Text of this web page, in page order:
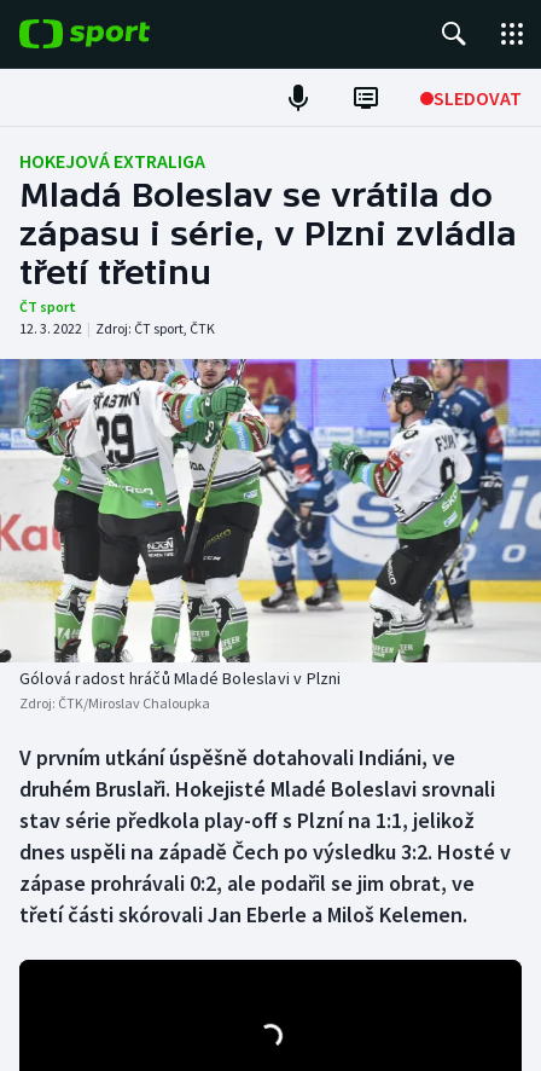
SLEDOVAT
Fotbal
Hokej
Tenis
Atletika
Cyklistika
DALŠÍ SPORTY
Americký fotbal
Baseball a softbal
Basketbal
Biatlon
Box
Curling
Dostihy
Florbal
NEPŘEHLÉDNĚTE
Soutěže
Historické návraty
Aplikace ČT sport
HOKEJOVÁ EXTRALIGA
Mladá Boleslav se vrátila do
zápasu i série, v Plzni zvládla
třetí třetinu
ČT sport
12. 3. 2022 | Zdroj: ČT sport, ČTK
Gólová radost hráčů Mladé Boleslavi v Plzni
Zdroj: ČTK/Miroslav Chaloupka
V prvním utkání úspěšně dotahovali Indiáni, ve
druhém Bruslaři. Hokejisté Mladé Boleslavi srovnali
stav série předkola play-off s Plzní na 1:1, jelikož
dnes uspěli na západě Čech po výsledku 3:2. Hosté v
zápase prohrávali 0:2, ale podařil se jim obrat, ve
třetí části skórovali Jan Eberle a Miloš Kelemen.